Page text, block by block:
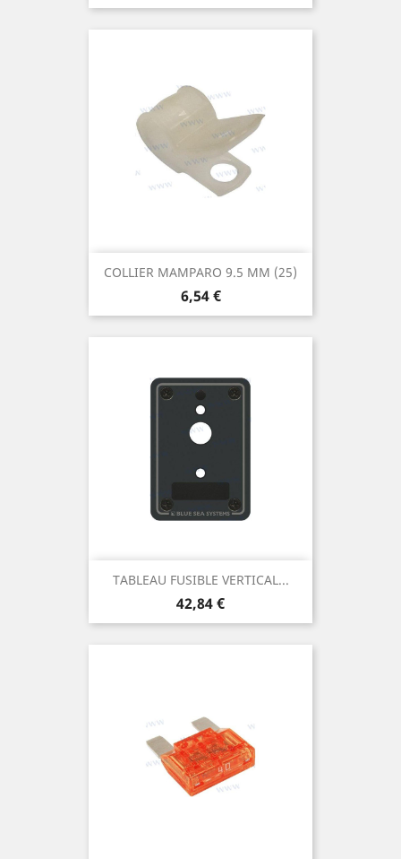
COLLIER MAMPARO 9.5 MM (25)
Prix
6,54 €
TABLEAU FUSIBLE VERTICAL...
Prix
42,84 €